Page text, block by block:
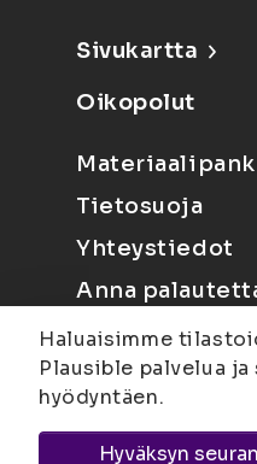
Sivukartta
Oikopolut
Tietosuoja
Yhteystiedot
Anna
Haluaisimme
Plausible palvelua
hyödyntäen.
Hyväksyn